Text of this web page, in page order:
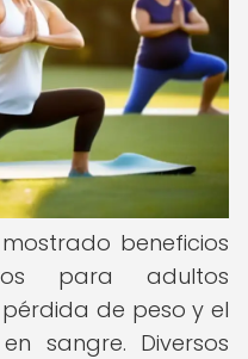
beneficios
para adultos
de peso y el
sangre. Diversos